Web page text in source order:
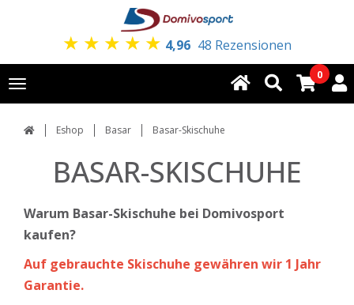
★ ★ ★ ★ ★ 4,96 48 Rezensionen
Toggle
navigation
0
Eshop Basar Basar-Skischuhe
BASAR-SKISCHUHE
Warum Basar-Skischuhe bei Domivosport
kaufen?
Auf gebrauchte Skischuhe gewähren wir 1 Jahr
Garantie.